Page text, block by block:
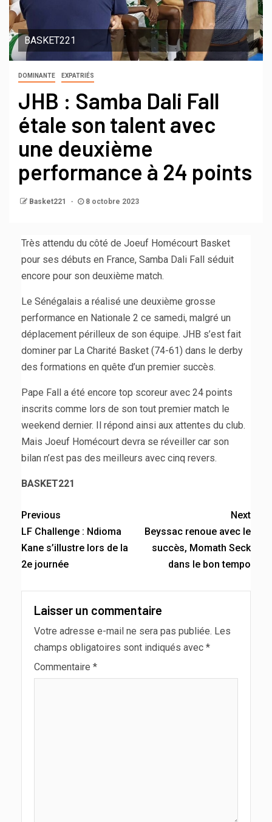
BASKET221
DOMINANTE EXPATRIÉS
JHB : Samba Dali Fall
étale son talent avec
une deuxième
performance à 24 points
Basket221 8 octobre 2023
Très attendu du côté de Joeuf Homécourt Basket
pour ses débuts en France, Samba Dali Fall séduit
encore pour son deuxième match.
Le Sénégalais a réalisé une deuxième grosse
performance en Nationale 2 ce samedi, malgré un
déplacement périlleux de son équipe. JHB s’est fait
dominer par La Charité Basket (74-61) dans le derby
des formations en quête d’un premier succès.
Pape Fall a été encore top scoreur avec 24 points
inscrits comme lors de son tout premier match le
weekend dernier. Il répond ainsi aux attentes du club.
Mais Joeuf Homécourt devra se réveiller car son
bilan n’est pas des meilleurs avec cinq revers.
BASKET221
Previous
LF Challenge : Ndioma
Kane s’illustre lors de la
2e journée
Next
Beyssac renoue avec le
succès, Momath Seck
dans le bon tempo
Laisser un commentaire
Votre adresse e-mail ne sera pas publiée. Les
champs obligatoires sont indiqués avec *
Commentaire *